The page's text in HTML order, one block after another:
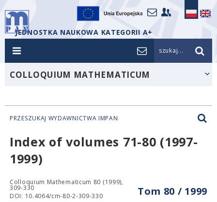
JEDNOSTKA NAUKOWA KATEGORII A+
szukaj...
COLLOQUIUM MATHEMATICUM
PRZESZUKAJ WYDAWNICTWA IMPAN
Index of volumes 71-80 (1997-
1999)
Tom 80 / 1999
Colloquium Mathematicum 80 (1999),
309-330
DOI: 10.4064/cm-80-2-309-330